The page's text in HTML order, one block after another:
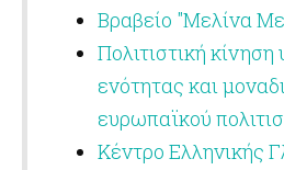
Βραβείο "Μελίνα
Πολιτιστική
ενότητας και
ευρωπαϊκού
Κέντρο Ελληνικής